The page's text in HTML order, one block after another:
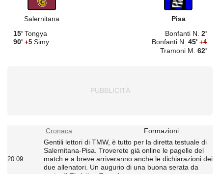
Salernitana
Pisa
15' Tongya
90' +5 Simy
Bonfanti N. 2'
Bonfanti N. 45' +4
Tramoni M. 62'
Cronaca Formazioni
20:09
Gentili lettori di TMW, è tutto per la diretta testuale di
Salernitana-Pisa. Troverete già online le pagelle del
match e a breve arriveranno anche le dichiarazioni dei
due allenatori. Un augurio di una buona serata da